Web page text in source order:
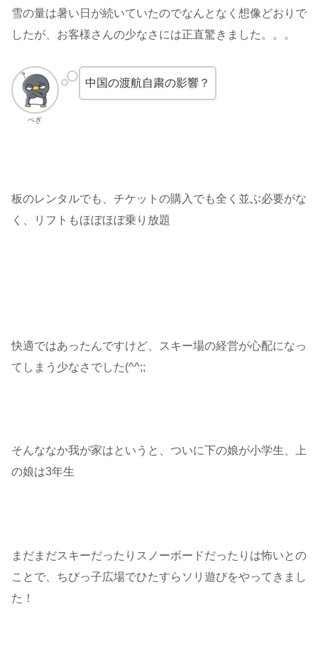
雪の量は暑い日が続いていたのでなんとなく想像どおりで
したが、お客様さんの少なさには正直驚きました。。。
ぺぎ
中国の渡航自粛の影響？
板のレンタルでも、チケットの購入でも全く並ぶ必要がな
く、リフトもほぼほぼ乗り放題
快適ではあったんですけど、スキー場の経営が心配になっ
てしまう少なさでした(^^;;
そんななか我が家はというと、ついに下の娘が小学生、上
の娘は3年生
まだまだスキーだったりスノーボードだったりは怖いとの
ことで、ちびっ子広場でひたすらソリ遊びをやってきまし
た！